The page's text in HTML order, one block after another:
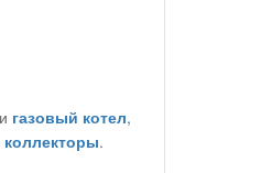
газовый котел,
.